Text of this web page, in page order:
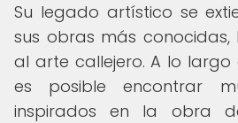
Su legado artístico se
sus obras más
al arte callejero. A lo largo
es posible encontrar
inspirados en la obra